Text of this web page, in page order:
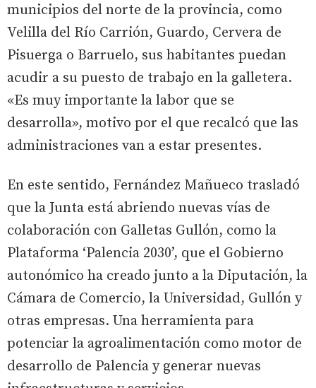
municipios del norte de la provincia, como
Velilla del Río Carrión, Guardo, Cervera de
Pisuerga o Barruelo, sus habitantes puedan
acudir a su puesto de trabajo en la galletera.
«Es muy importante la labor que se
desarrolla», motivo por el que recalcó que las
administraciones van a estar presentes.
En este sentido, Fernández Mañueco trasladó
que la Junta está abriendo nuevas vías de
colaboración con Galletas Gullón, como la
Plataforma ‘Palencia 2030’, que el Gobierno
autonómico ha creado junto a la Diputación, la
Cámara de Comercio, la Universidad, Gullón y
otras empresas. Una herramienta para
potenciar la agroalimentación como motor de
desarrollo de Palencia y generar nuevas